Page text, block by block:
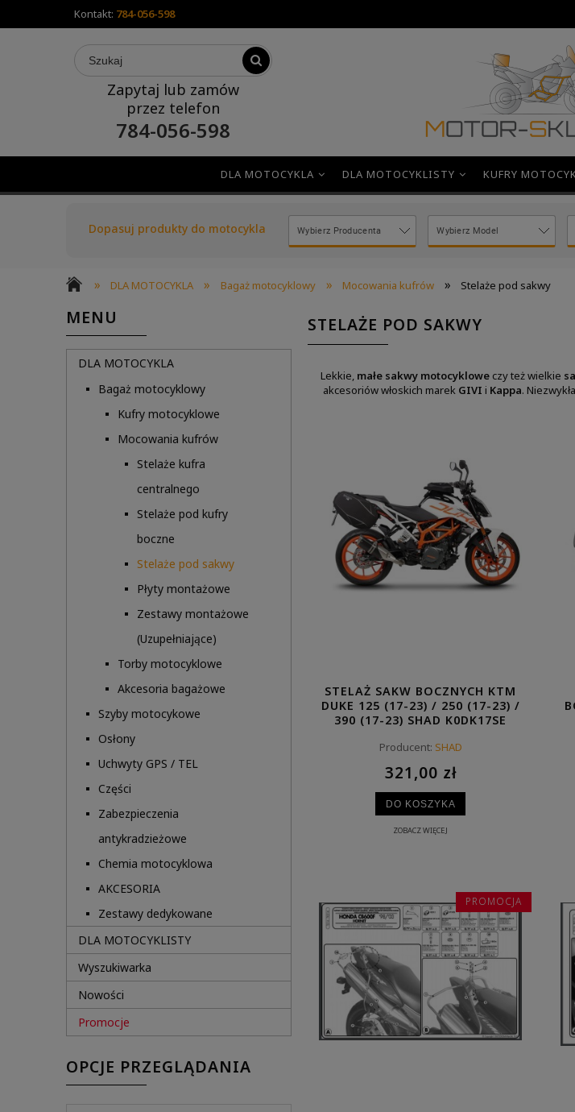
Kontakt: 784-056-598
Zapytaj lub zamów
przez telefon
784-056-598
DLA MOTOCYKLA DLA MOTOCYKLISTY KUFRY
Dopasuj produkty do motocykla
» DLA MOTOCYKLA » Bagaż motocyklowy » Mocowania kufrów » Stelaże pod sakwy
MENU
DLA MOTOCYKLA
Bagaż motocyklowy
Kufry motocyklowe
Mocowania kufrów
Stelaże kufra
centralnego
Stelaże pod kufry
boczne
Stelaże pod sakwy
Płyty montażowe
Zestawy montażowe
(Uzupełniające)
Torby motocyklowe
Akcesoria bagażowe
Szyby motocykowe
Osłony
Uchwyty GPS / TEL
Części
Zabezpieczenia
antykradzieżowe
Chemia motocyklowa
AKCESORIA
Zestawy dedykowane
DLA MOTOCYKLISTY
Wyszukiwarka
Nowości
Promocje
OPCJE PRZEGLĄDANIA
STELAŻE POD SAKWY
Lekkie, małe sakwy motocyklowe czy też wielkie
akcesoriów włoskich marek GIVI i Kappa.
STELAŻ SAKW BOCZNYCH KTM
DUKE 125 (17-23) / 250 (17-23) /
390 (17-23) SHAD K0DK17SE
Producent: SHAD
321,00 zł
DO KOSZYKA
ZOBACZ WIĘCEJ
PROMOCJA